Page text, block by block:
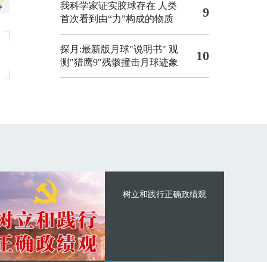
我科学家证实胶球存在 人类
首次看到由“力”构成的物质
9
探月:最新版月球"说明书" 观
测"猎鹰9"残骸撞击月球迹象
10
树立和践行正确政绩观